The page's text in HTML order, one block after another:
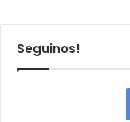
Seguinos!